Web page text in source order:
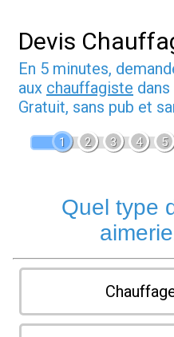
Devis
En 5 minutes,
aux chauffagiste
Gratuit, sans pub et
1 2 3 4 5
Quel type